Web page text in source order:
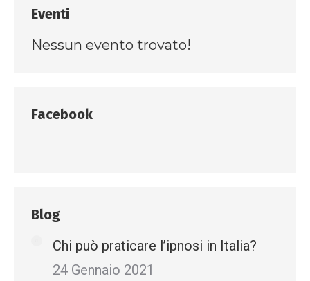
Eventi
Nessun evento trovato!
Facebook
Blog
Chi può praticare l’ipnosi in Italia?
24 Gennaio 2021